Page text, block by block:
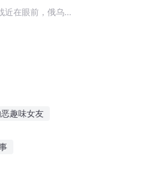
近在眼前，俄乌冲
趣味女友